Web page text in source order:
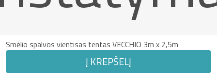
Smėlio spalvos vientisas tentas VECCHIO 3m x 2,5m
Į KREPŠELĮ